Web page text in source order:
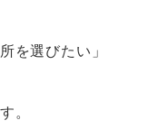
を選びたい」
。